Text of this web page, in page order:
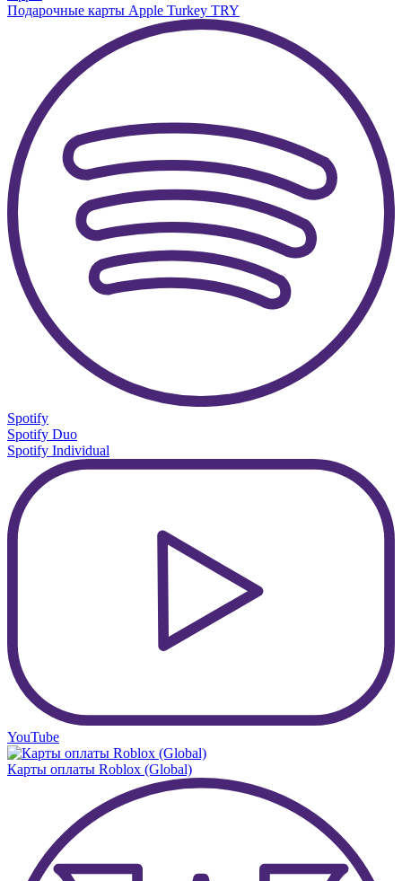
Подарочные карты Apple Turkey TRY
Spotify
Spotify Duo
Spotify Individual
YouTube
Карты оплаты Roblox (Global)